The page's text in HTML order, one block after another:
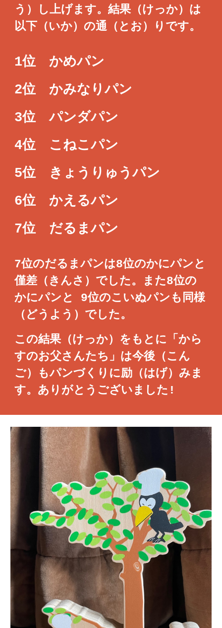
う）し上げます。結果（けっか）は
以下（いか）の通（とお）りです。
1位 かめパン
2位 かみなりパン
3位 パンダパン
4位 こねこパン
5位 きょうりゅうパン
6位 かえるパン
7位 だるまパン
7位のだるまパンは8位のかにパンと
僅差（きんさ）でした。また8位の
かにパンと 9位のこいぬパンも同様
（どうよう）でした。
この結果（けっか）をもとに「から
すのお父さんたち」は今後（こん
ご）もパンづくりに励（はげ）みま
す。ありがとうございました!